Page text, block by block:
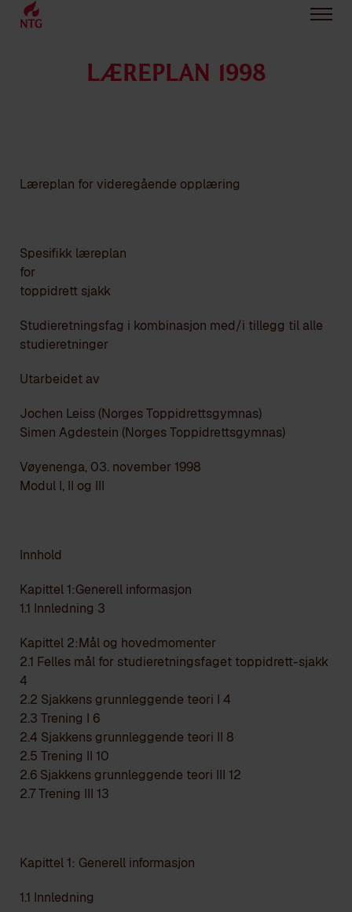
LÆREPLAN 1998
Læreplan for videregående opplæring
Spesifikk læreplan
for
toppidrett sjakk
Studieretningsfag i kombinasjon med/i tillegg til alle
studieretninger
Utarbeidet av
Jochen Leiss (Norges Toppidrettsgymnas)
Simen Agdestein (Norges Toppidrettsgymnas)
Vøyenenga, 03. november 1998
Modul I, II og III
Innhold
Kapittel 1:Generell informasjon
1.1 Innledning 3
Kapittel 2:Mål og hovedmomenter
2.1 Felles mål for studieretningsfaget toppidrett-sjakk
4
2.2 Sjakkens grunnleggende teori I 4
2.3 Trening I 6
2.4 Sjakkens grunnleggende teori II 8
2.5 Trening II 10
2.6 Sjakkens grunnleggende teori III 12
2.7 Trening III 13
Kapittel 1: Generell informasjon
1.1 Innledning